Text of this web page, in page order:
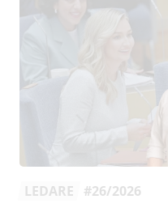
LEDARE #26/2026